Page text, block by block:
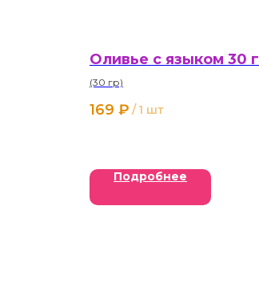
Оливье с языком 30 г
(30 гр)
169 ₽ / 1 шт
Подробнее